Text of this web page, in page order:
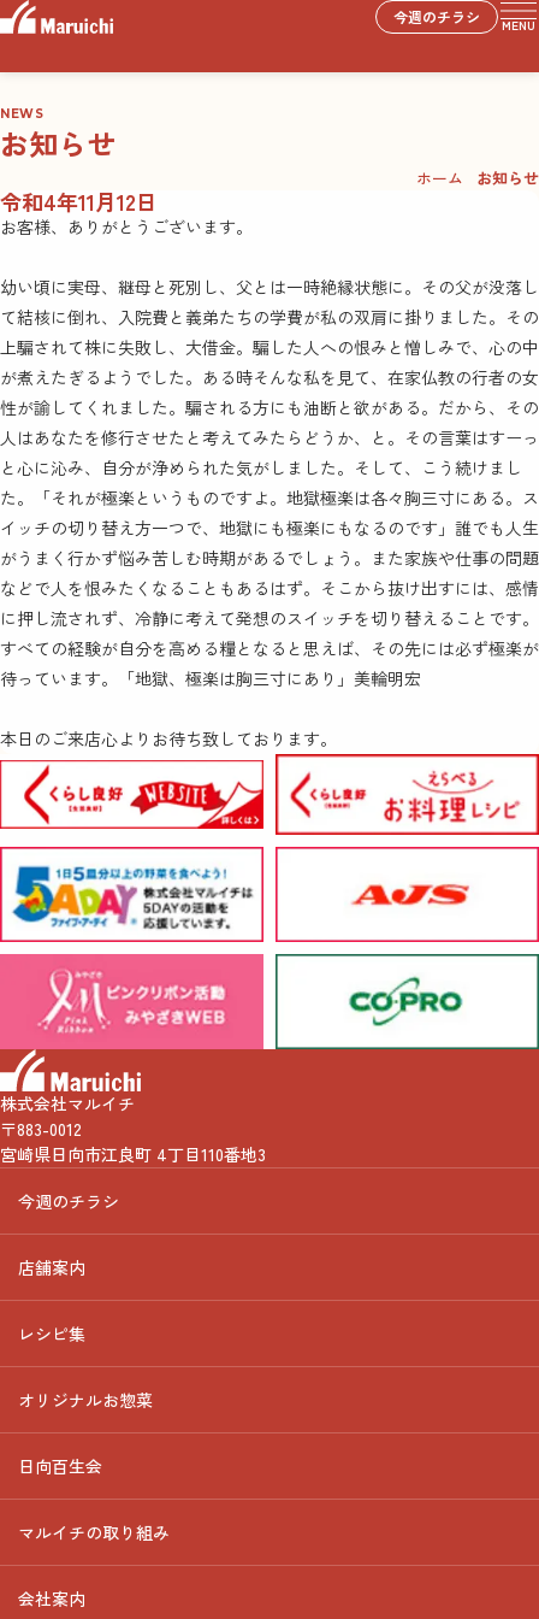
今週のチラシ MENU
NEWS
お知らせ
ホーム お知らせ
令和4年11月12日
お客様、ありがとうございます。
幼い頃に実母、継母と死別し、父とは一時絶縁状態に。その父が没落し
て結核に倒れ、入院費と義弟たちの学費が私の双肩に掛りました。その
上騙されて株に失敗し、大借金。騙した人への恨みと憎しみで、心の中
が煮えたぎるようでした。ある時そんな私を見て、在家仏教の行者の女
性が諭してくれました。騙される方にも油断と欲がある。だから、その
人はあなたを修行させたと考えてみたらどうか、と。その言葉はすーっ
と心に沁み、自分が浄められた気がしました。そして、こう続けまし
た。「それが極楽というものですよ。地獄極楽は各々胸三寸にある。ス
イッチの切り替え方一つで、地獄にも極楽にもなるのです」誰でも人生
がうまく行かず悩み苦しむ時期があるでしょう。また家族や仕事の問題
などで人を恨みたくなることもあるはず。そこから抜け出すには、感情
に押し流されず、冷静に考えて発想のスイッチを切り替えることです。
すべての経験が自分を高める糧となると思えば、その先には必ず極楽が
待っています。「地獄、極楽は胸三寸にあり」美輪明宏
本日のご来店心よりお待ち致しております。
株式会社マルイチ
〒883-0012
宮崎県日向市江良町 4丁目110番地3
今週のチラシ
店舗案内
レシピ集
オリジナルお惣菜
日向百生会
マルイチの取り組み
会社案内